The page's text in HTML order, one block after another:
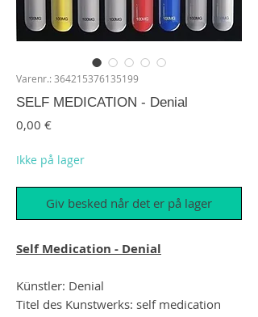
Varenr.: 364215376135199
SELF MEDICATION - Denial
0,00 €Pris
Ikke på lager
Giv besked når det er på lager
Self Medication - Denial
Künstler: Denial
Titel des Kunstwerks: self medication